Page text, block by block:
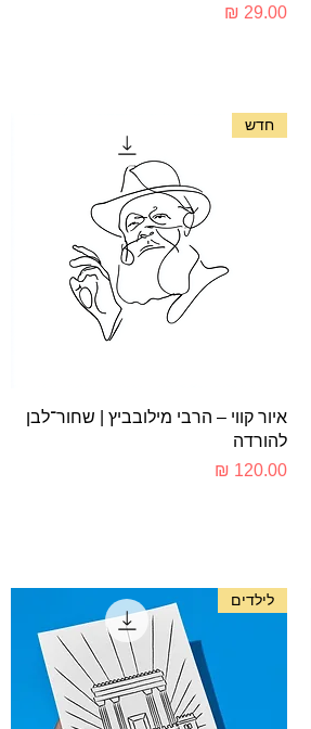
מחיר‏29.00 ‏₪
תצוגה מהירה
חדש
איור קווי – הרבי מילובביץ | שחור־לבן
להורדה
מחיר‏120.00 ‏₪
לילדים